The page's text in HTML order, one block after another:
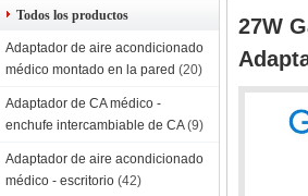
Cargador rápido compacto
Todos los productos
Adaptador de aire acondicionado
médico montado en la pared (20)
Adaptador de CA médico -
enchufe intercambiable de CA (9)
Adaptador de aire acondicionado
médico - escritorio (42)
27W